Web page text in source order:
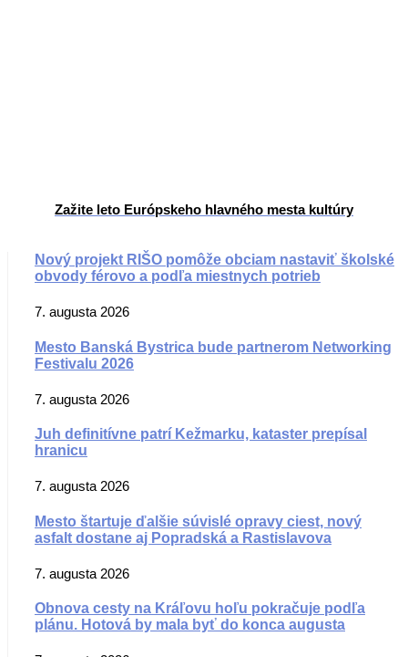
Zažite leto Európskeho hlavného mesta kultúry
Nový projekt RIŠO pomôže obciam nastaviť školské
obvody férovo a podľa miestnych potrieb
7. augusta 2026
Mesto Banská Bystrica bude partnerom Networking
Festivalu 2026
7. augusta 2026
Juh definitívne patrí Kežmarku, kataster prepísal
hranicu
7. augusta 2026
Mesto štartuje ďalšie súvislé opravy ciest, nový
asfalt dostane aj Popradská a Rastislavova
7. augusta 2026
Obnova cesty na Kráľovu hoľu pokračuje podľa
plánu. Hotová by mala byť do konca augusta